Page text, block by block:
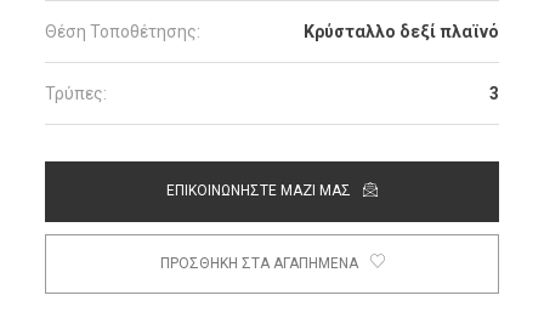
Θέση Τοποθέτησης: Κρύσταλλο δεξί πλαϊνό
Τρύπες: 3
ΕΠΙΚΟΙΝΩΝΗΣΤΕ ΜΑΖΙ ΜΑΣ
ΠΡΟΣΘΗΚΗ ΣΤΑ ΑΓΑΠΗΜΕΝΑ